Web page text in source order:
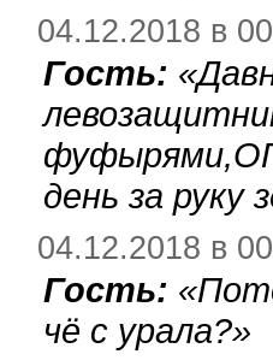
04.12.2018 в
Гость: «
день за руку
04.12.2018 в
Гость: «
чё с урала?»